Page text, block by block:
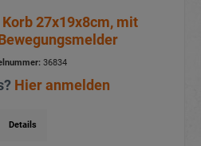
27x19x8cm, mit
36834
Hier anmelden
Details